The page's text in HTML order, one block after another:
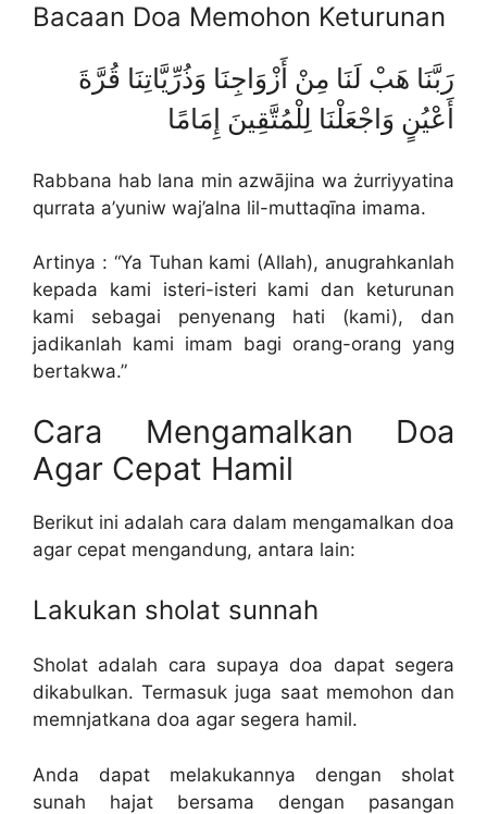
Bacaan Doa Memohon Keturunan
رَبَّنَا هَبْ لَنَا مِنْ أَزْوَاجِنَا وَذُرِّيَّاتِنَا قُرَّةَ
أَعْيُنٍ وَاجْعَلْنَا لِلْمُتَّقِينَ إِمَامًا
Rabbana hab lana min azwājina wa żurriyyatina
qurrata a’yuniw waj’alna lil-muttaqīna imama.
Artinya : “Ya Tuhan kami (Allah), anugrahkanlah
kepada kami isteri-isteri kami dan keturunan
kami sebagai penyenang hati (kami), dan
jadikanlah kami imam bagi orang-orang yang
bertakwa.”
Cara Mengamalkan Doa
Agar Cepat Hamil
Berikut ini adalah cara dalam mengamalkan doa
agar cepat mengandung, antara lain:
Lakukan sholat sunnah
Sholat adalah cara supaya doa dapat segera
dikabulkan. Termasuk juga saat memohon dan
memnjatkana doa agar segera hamil.
Anda dapat melakukannya dengan sholat
sunah hajat bersama dengan pasangan